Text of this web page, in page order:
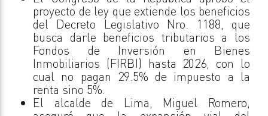
proyecto de ley que extiende los beneficios
del Decreto Legislativo Nro. 1188, que
busca darle beneficios tributarios a los
Fondos de Inversión en Bienes
Inmobiliarios (FIRBI) hasta 2026, con lo
cual no pagan 29.5% de impuesto a la
renta sino 5%.
El alcalde de Lima, Miguel Romero,